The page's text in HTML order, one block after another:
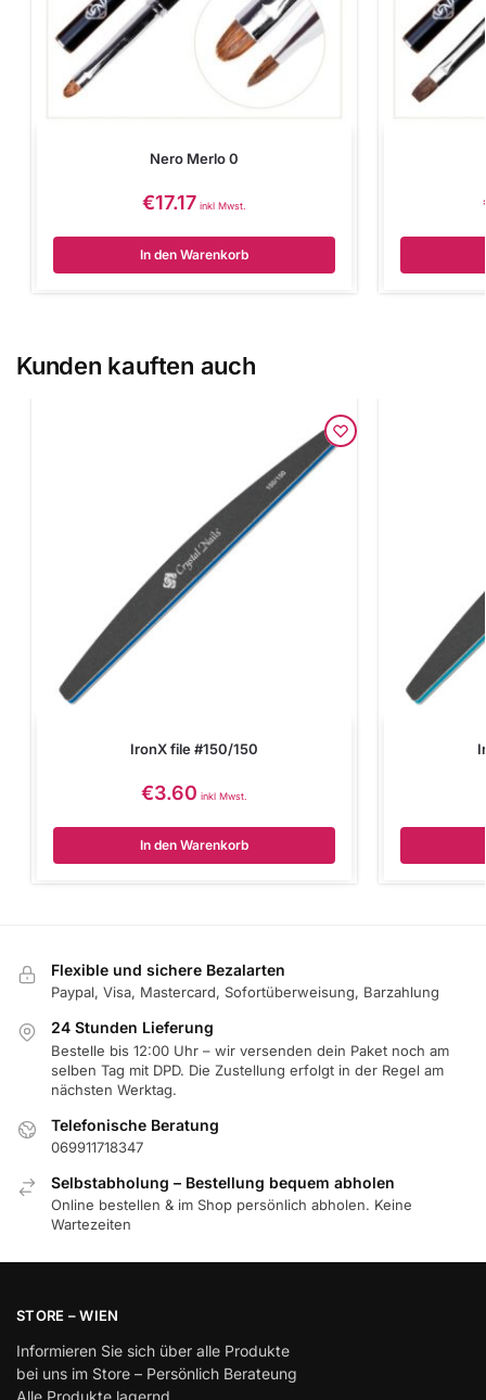
Nero Merlo 0
€17.17 inkl Mwst.
In den Warenkorb
Kunden kauften auch
IronX file #150/150
€3.60 inkl Mwst.
In den Warenkorb
Flexible und sichere Bezalarten
Paypal, Visa, Mastercard, Sofortüberweisung, Barzahlung
24 Stunden Lieferung
Bestelle bis 12:00 Uhr – wir versenden dein Paket noch am
selben Tag mit DPD. Die Zustellung erfolgt in der Regel am
nächsten Werktag.
Telefonische Beratung
069911718347
Selbstabholung – Bestellung bequem abholen
Online bestellen & im Shop persönlich abholen. Keine
Wartezeiten
STORE – WIEN
Informieren Sie sich über alle Produkte
bei uns im Store – Persönlich Berateung